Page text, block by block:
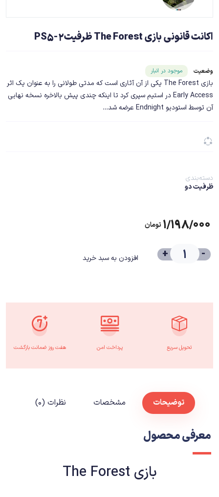
اکانت قانونی بازی The Forest ظرفیت2-PS5
وضعیت موجود در انبارشناسه محصول ۲۳۷۱۱
بازی The Forest یکی از آن آثاری است که مدتی طولانی را به عنوان یک اثر
Early Access در استیم سپری کرد تا اینکه چندی پیش بالاخره نسخه نهایی
آن توسط استودیو Endnight عرضه شد…
دسته‌بندی
ظرفیت دو
۱/۱۹۸/۰۰۰ تومان
-
+ افزودن به سبد خرید
تحویل سریع پرداخت امن هفت روز ضمانت بازگشت
توضیحات مشخصات نظرات (۰)
معرفی محصول
بازی The Forest